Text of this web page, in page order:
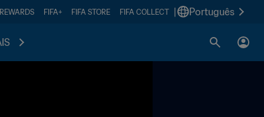
FIFA+ FIFA STORE FIFA COLLECT Português